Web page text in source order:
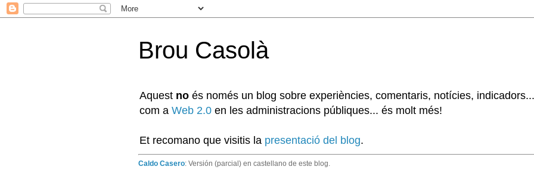
Brou Casolà
Aquest no és només un blog sobre experiències, comentaris, notícies,
com a Web 2.0 en les administracions públiques... és molt més!
Et recomano que visitis la presentació del blog.
Caldo Casero: Versión (parcial) en castellano de este blog.